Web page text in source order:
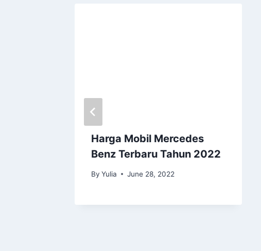
Harga Mobil Mercedes
Benz Terbaru Tahun 2022
By Yulia June 28, 2022